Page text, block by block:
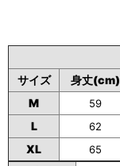
サイズ
身丈(cm)
M
59
L 62
XL 65